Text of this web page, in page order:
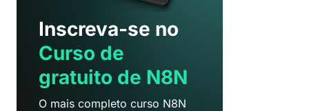
Inscreva-se no
Curso de
gratuito de N8N
O mais completo curso N8N